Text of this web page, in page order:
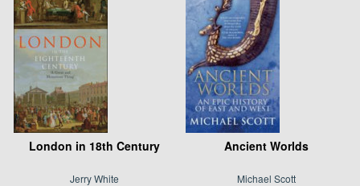
London in 18th Century
Jerry White
Ancient Worlds
Michael Scott